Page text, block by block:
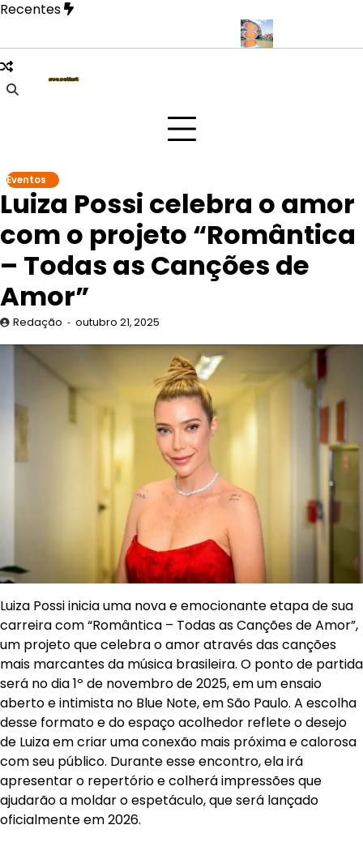
Skip
content
Recentes
fase mais íntima em novo EP
Eventos
Luiza Possi celebra o amor
com o projeto “Romântica
– Todas as Canções de
Amor”
Redação outubro 21, 2025
Luiza Possi inicia uma nova e emocionante etapa de sua
carreira com “Romântica – Todas as Canções de Amor”,
um projeto que celebra o amor através das canções
mais marcantes da música brasileira. O ponto de partida
será no dia 1º de novembro de 2025, em um ensaio
aberto e intimista no Blue Note, em São Paulo. A escolha
desse formato e do espaço acolhedor reflete o desejo
de Luiza em criar uma conexão mais próxima e calorosa
com seu público. Durante esse encontro, ela irá
apresentar o repertório e colherá impressões que
ajudarão a moldar o espetáculo, que será lançado
oficialmente em 2026.